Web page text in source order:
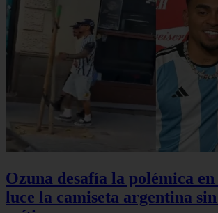
Ozuna desafía la polémica
luce la camiseta argentina